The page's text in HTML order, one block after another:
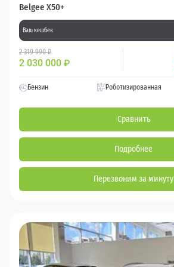
Belgee X50+
Ваш кешбек
2 319 990 ₽
2 030 000 ₽
Бензин Роботизированная
Сравнить
Подробнее
Перезвоним за минуту